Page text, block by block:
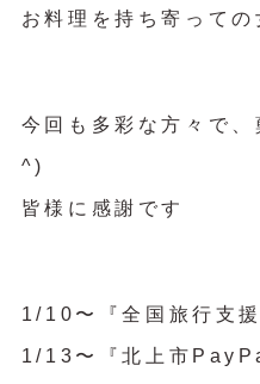
お料理を持ち寄っての
今回も多彩な方々で
^)
皆様に感謝です
1/10〜『全国旅行支援
1/13〜『北上市